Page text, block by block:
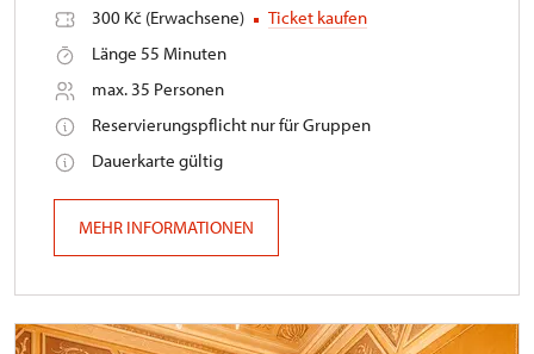
300 Kč (Erwachsene)
Ticket kaufen
Länge 55 Minuten
max. 35 Personen
Reservierungspflicht nur für Gruppen
Dauerkarte gültig
MEHR INFORMATIONEN